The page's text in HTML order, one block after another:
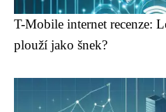
T-Mobile internet recenze:
plouží jako šnek?